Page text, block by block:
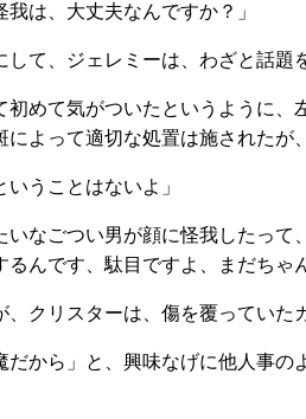
は、大丈夫なんですか？」
て、ジェレミーは、わざと話題
初めて気がついたというように
よって適切な処置は施された
いうことはないよ」
いなごつい男が顔に怪我したっ
んです、駄目ですよ、まだちゃ
クリスターは、傷を覆っていた
だから」と、興味なげに他人事